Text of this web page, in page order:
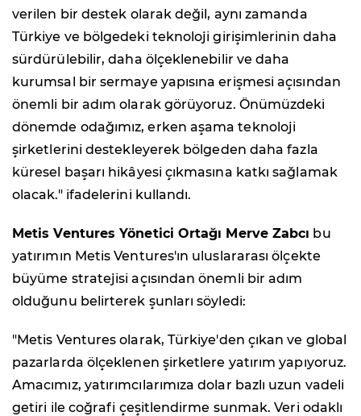
verilen bir destek olarak değil, aynı zamanda
Türkiye ve bölgedeki teknoloji girişimlerinin daha
sürdürülebilir, daha ölçeklenebilir ve daha
kurumsal bir sermaye yapısına erişmesi açısından
önemli bir adım olarak görüyoruz. Önümüzdeki
dönemde odağımız, erken aşama teknoloji
şirketlerini destekleyerek bölgeden daha fazla
küresel başarı hikâyesi çıkmasına katkı sağlamak
olacak." ifadelerini kullandı.
Metis Ventures Yönetici Ortağı Merve Zabcı bu
yatırımın Metis Ventures'ın uluslararası ölçekte
büyüme stratejisi açısından önemli bir adım
olduğunu belirterek şunları söyledi:
"Metis Ventures olarak, Türkiye'den çıkan ve global
pazarlarda ölçeklenen şirketlere yatırım yapıyoruz.
Amacımız, yatırımcılarımıza dolar bazlı uzun vadeli
getiri ile coğrafi çeşitlendirme sunmak. Veri odaklı